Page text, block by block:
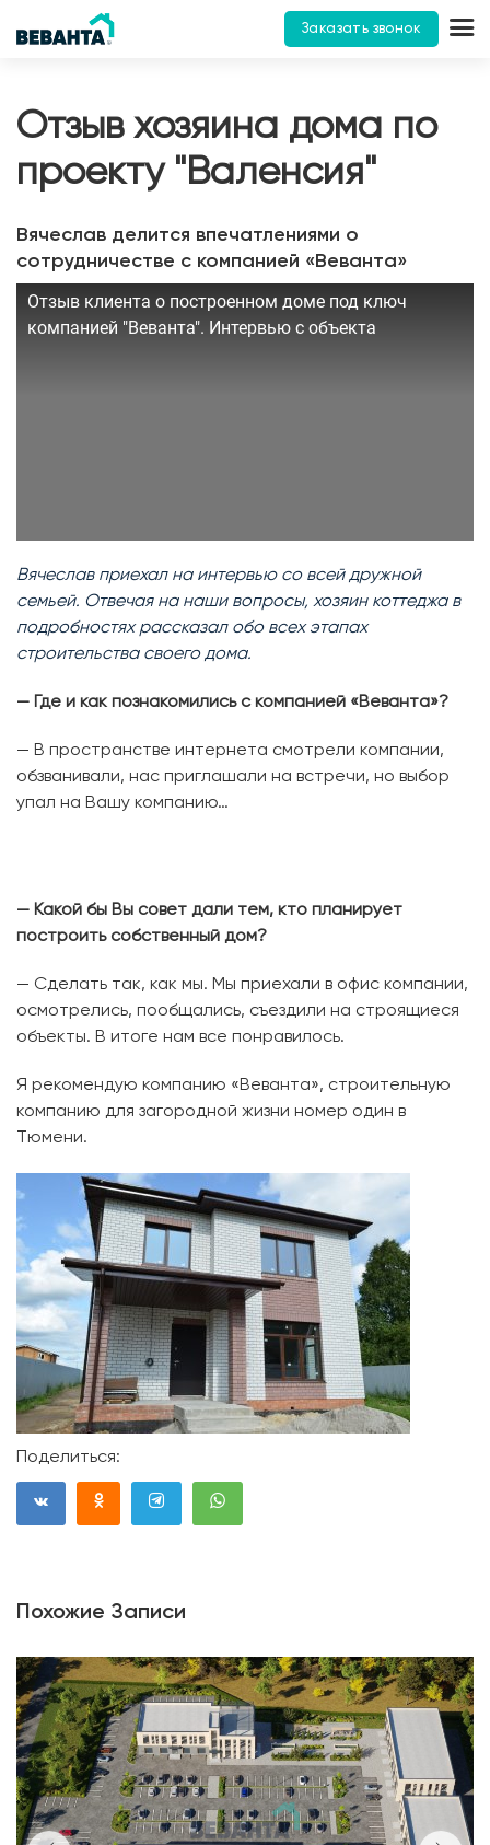
Заказать звонок
Отзыв хозяина дома по
проекту "Валенсия"
Вячеслав делится впечатлениями о
сотрудничестве с компанией «Веванта»
Отзыв клиента о построенном доме под ключ
компанией "Веванта". Интервью с объекта
Вячеслав приехал на интервью со всей дружной
семьей. Отвечая на наши вопросы, хозяин коттеджа в
подробностях рассказал обо всех этапах
строительства своего дома.
— Где и как познакомились с компанией «Веванта»?
— В пространстве интернета смотрели компании,
обзванивали, нас приглашали на встречи, но выбор
упал на Вашу компанию…
— Какой бы Вы совет дали тем, кто планирует
построить собственный дом?
— Сделать так, как мы. Мы приехали в офис компании,
осмотрелись, пообщались, съездили на строящиеся
объекты. В итоге нам все понравилось.
Я рекомендую компанию «Веванта», строительную
компанию для загородной жизни номер один в
Тюмени.
Поделиться:
Похожие Записи